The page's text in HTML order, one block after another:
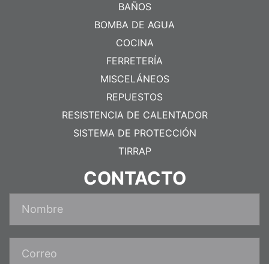
BAÑOS
BOMBA DE AGUA
COCINA
FERRETERÍA
MISCELÁNEOS
REPUESTOS
RESISTENCIA DE CALENTADOR
SISTEMA DE PROTECCIÓN
TIRRAP
CONTACTO